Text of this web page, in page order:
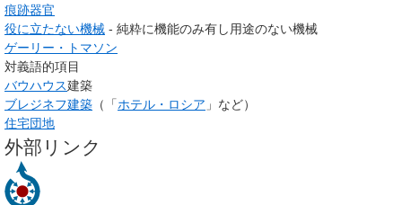
痕跡器官
役に立たない機械 - 純粋に機能のみ有し用途のない機械
ゲーリー・トマソン
対義語的項目
バウハウス建築
ブレジネフ建築 （「ホテル・ロシア 」など）
住宅団地
外部リンク